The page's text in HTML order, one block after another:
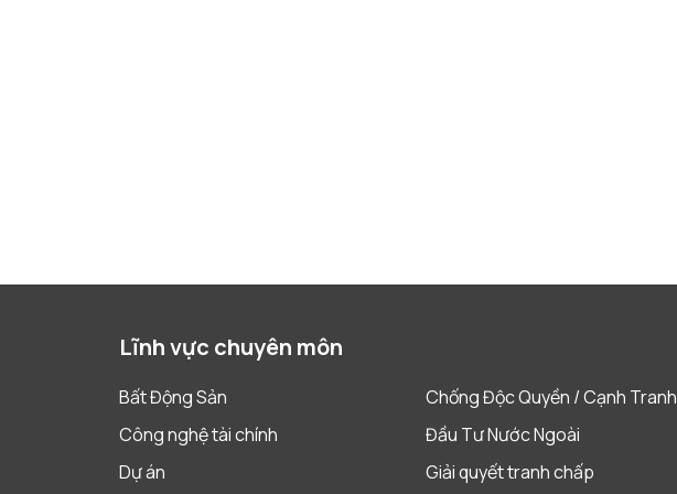
Lĩnh vực chuyên môn
Bất Động Sản
Chống Độc Quyền / Cạnh Tranh
Công nghệ tài chính
Đầu Tư Nước Ngoài
Dự án
Giải quyết tranh chấp